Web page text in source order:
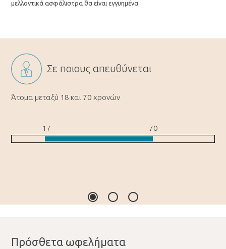
μελλοντικά ασφάλιστρα θα είναι εγγυημένα.
Σε ποιους απευθύνεται
Άτομα μεταξύ 18 και 70 χρονών
17 70
Πρόσθετα ωφελήματα